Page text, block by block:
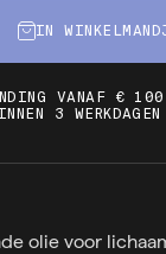
IN
VANAF € 100
3 WERKDAGEN
olie voor